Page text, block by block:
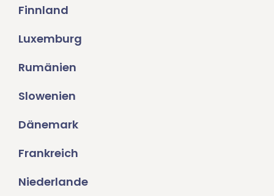
Finnland
Luxemburg
Rumänien
Slowenien
Dänemark
Frankreich
Niederlande